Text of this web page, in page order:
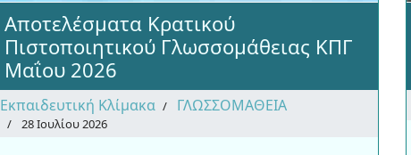
Αποτελέσματα Κρατικού
Πιστοποιητικού Γλωσσομάθειας ΚΠΓ
Μαΐου 2026
Εκπαιδευτική Κλίμακα ΓΛΩΣΣΟΜΑΘΕΙΑ
28 Ιουλίου 2026